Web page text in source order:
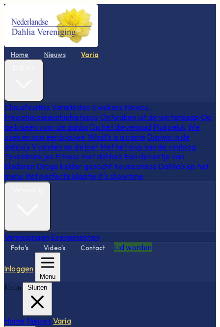
Home Nieuws Varia
Classificaties Variëteiten Kwekers Mexico,
Mexiehieieieieiehiehiehieco Ontwaken uit de winterslaap Op
de knieën voor de dahliaOp het dievenpad Plukgeluk We
zoeken nog een blauwe What's is a name Darwin in de
dahlia's Vijanden op de loer Met het oog van de viroloog
Toverdrankjes Fitness met dahlia's Een dekentje van
bladeren Droge kelder gezocht Keuzestress Dahlia's op het
menu Het perfecte plaatje It's showtime
Verenigingen Evenementen
Foto's Video's Contact Lid worden
Inloggen
Menu
Menu Sluiten
Home Nieuws Varia